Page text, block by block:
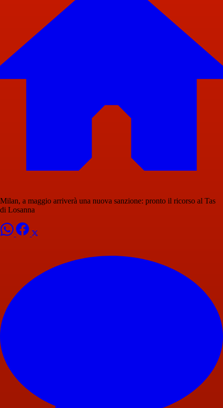
Milan, a maggio arriverà una nuova sanzione: pronto il ricorso al Tas
di Losanna